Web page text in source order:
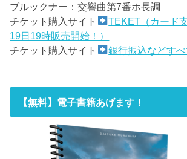
ブルックナー：交響曲第7番ホ長調
チケット購入サイト
TEKET（カード
19日19時販売開始！）
チケット購入サイト
銀行振込などす
【無料】電子書籍あげます！